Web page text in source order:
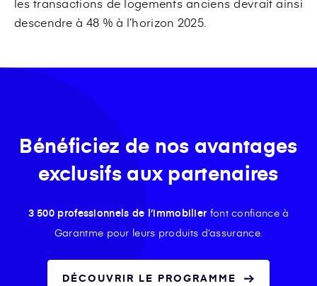
descendre à 48 % à l’horizon 2025.
Bénéficiez de nos avantages
exclusifs aux partenaires
3 500 professionnels de l’immobilier font confiance à
Garantme pour leurs produits d’assurance.
DÉCOUVRIR LE PROGRAMME